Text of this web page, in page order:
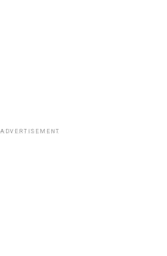
ADVERTISEMENT